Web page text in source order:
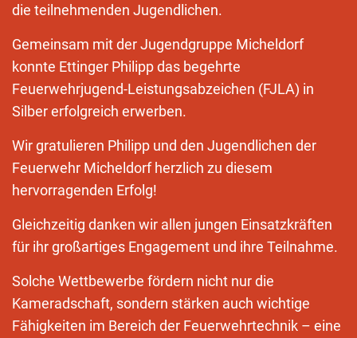
die teilnehmenden Jugendlichen.
Gemeinsam mit der Jugendgruppe Micheldorf
konnte Ettinger Philipp das begehrte
Feuerwehrjugend-Leistungsabzeichen (FJLA) in
Silber erfolgreich erwerben.
Wir gratulieren Philipp und den Jugendlichen der
Feuerwehr Micheldorf herzlich zu diesem
hervorragenden Erfolg!
Gleichzeitig danken wir allen jungen Einsatzkräften
für ihr großartiges Engagement und ihre Teilnahme.
Solche Wettbewerbe fördern nicht nur die
Kameradschaft, sondern stärken auch wichtige
Fähigkeiten im Bereich der Feuerwehrtechnik – eine